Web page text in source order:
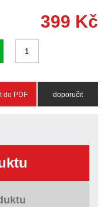
399 Kč
do PDF doporučit